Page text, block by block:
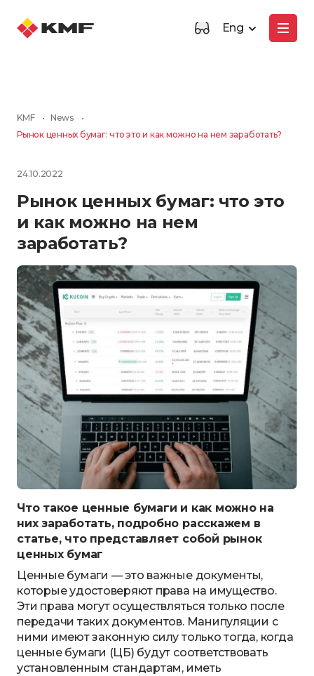
Eng
KMF • News
•
Рынок ценных бумаг: что это и как можно на нем заработать?
24.10.2022
Рынок ценных бумаг: что это
и как можно на нем
заработать?
Что такое ценные бумаги и как можно на
них заработать, подробно расскажем в
статье, что представляет собой рынок
ценных бумаг
Ценные бумаги — это важные документы,
которые удостоверяют права на имущество.
Эти права могут осуществляться только после
передачи таких документов. Манипуляции с
ними имеют законную силу только тогда, когда
ценные бумаги (ЦБ) будут соответствовать
установленным стандартам, иметь